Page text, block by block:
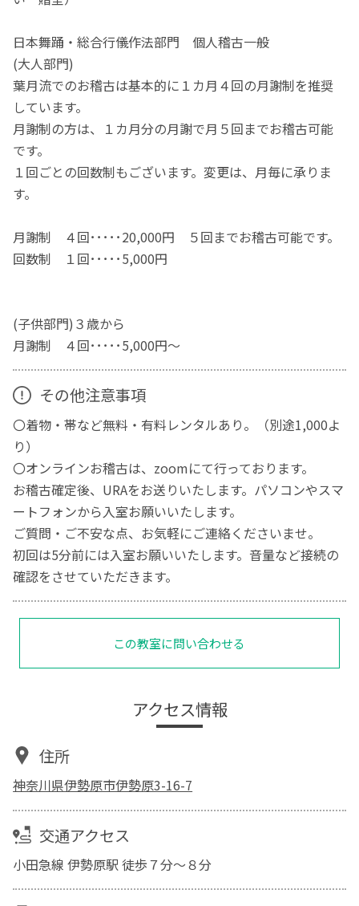
日本舞踊・総合行儀作法部門 個人稽古一般
(大人部門)
葉月流でのお稽古は基本的に１カ月４回の月謝制を推奨
しています。
月謝制の方は、１カ月分の月謝で月５回までお稽古可能
です。
１回ごとの回数制もございます。変更は、月毎に承りま
す。
月謝制 ４回･････20,000円 ５回までお稽古可能です。
回数制 １回･････5,000円
(子供部門)３歳から
月謝制 ４回･････5,000円～
その他注意事項
〇着物・帯など無料・有料レンタルあり。（別途1,000よ
り）
〇オンラインお稽古は、zoomにて行っております。
お稽古確定後、URAをお送りいたします。パソコンやスマ
ートフォンから入室お願いいたします。
ご質問・ご不安な点、お気軽にご連絡くださいませ。
初回は5分前には入室お願いいたします。音量など接続の
確認をさせていただきます。
この教室に問い合わせる
アクセス情報
住所
神奈川県伊勢原市伊勢原3-16-7
交通アクセス
小田急線 伊勢原駅 徒歩７分～８分